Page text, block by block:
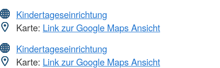
Kindertageseinrichtung
Karte: Link zur Google Maps Ansicht
Kindertageseinrichtung
Karte: Link zur Google Maps Ansicht